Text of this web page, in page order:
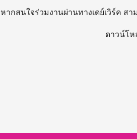
หากสนใจร่วมงานผ่านทางเดย์เวิร์ค ส
ดาวน์โห